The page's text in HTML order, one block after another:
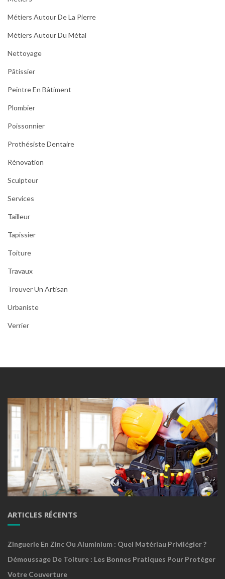
Métiers Autour De La Pierre
Métiers Autour Du Métal
Nettoyage
Pâtissier
Peintre En Bâtiment
Plombier
Poissonnier
Prothésiste Dentaire
Rénovation
Sculpteur
Services
Tailleur
Tapissier
Toiture
Travaux
Trouver Un Artisan
Urbaniste
Verrier
ARTICLES RÉCENTS
Zinguerie En Zinc Ou Aluminium : Quel Matériau Privilégier ?
Démoussage De Toiture : Les Bonnes Pratiques Pour Protéger
Votre Couverture